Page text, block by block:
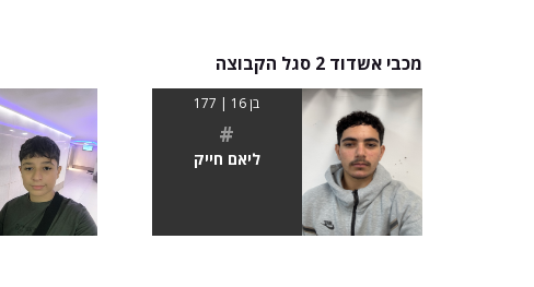
מכבי אשדוד 2 סגל הקבוצה
בן 16 | 177
#
ליאם חייק